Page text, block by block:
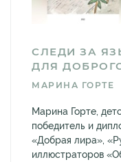
СЛЕДИ ЗА
ДЛЯ
МАРИНА ГОРТЕ
Марина Горте,
победитель и
«Добрая лира»,
иллюстраторов